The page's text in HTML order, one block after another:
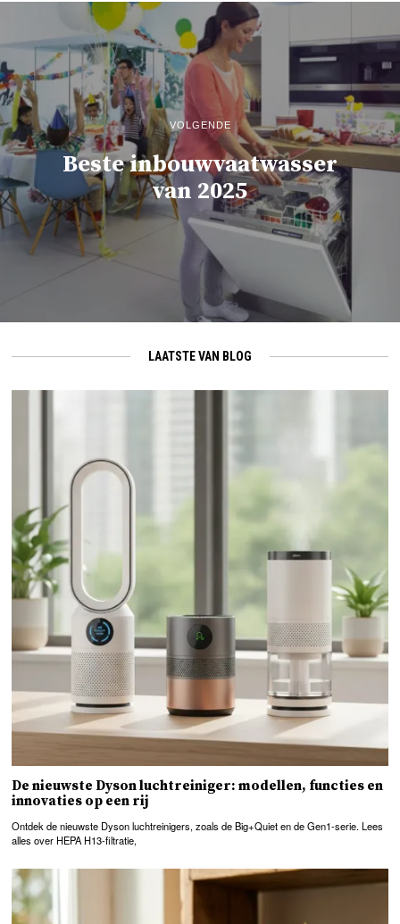
VOLGENDE
Beste inbouwvaatwasser
van 2025
LAATSTE VAN BLOG
De nieuwste Dyson luchtreiniger: modellen, functies en
innovaties op een rij
Ontdek de nieuwste Dyson luchtreinigers, zoals de Big+Quiet en de Gen1-serie. Lees
alles over HEPA H13-filtratie,